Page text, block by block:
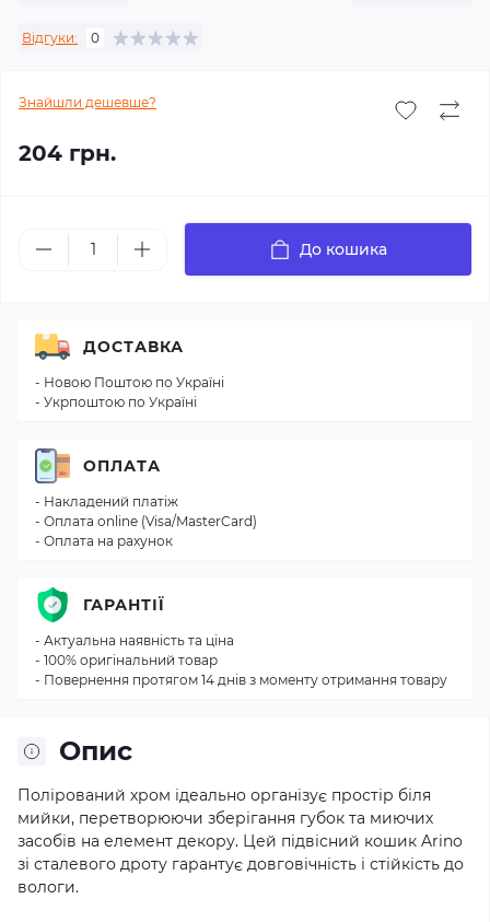
Відгуки: 0
Знайшли дешевше?
204 грн.
До кошика
Опис
Полірований хром ідеально організує простір біля
мийки, перетворюючи зберігання губок та миючих
засобів на елемент декору. Цей підвісний кошик Arino
зі сталевого дроту гарантує довговічність і стійкість до
вологи.
ДОСТАВКА
- Новою Поштою по Україні
- Укрпоштою по Україні
ОПЛАТА
- Накладений платіж
- Оплата online (Visa/MasterCard)
- Оплата на рахунок
ГАРАНТІЇ
- Актуальна наявність та ціна
- 100% оригінальний товар
- Повернення протягом 14 днів з моменту отримання товару